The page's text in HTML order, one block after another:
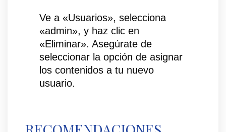
Ve a «Usuarios», selecciona
«admin», y haz clic en
«Eliminar». Asegúrate de
seleccionar la opción de asignar
los contenidos a tu nuevo
usuario.